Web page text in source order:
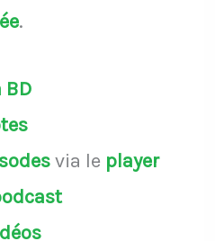
.
BD
via le player